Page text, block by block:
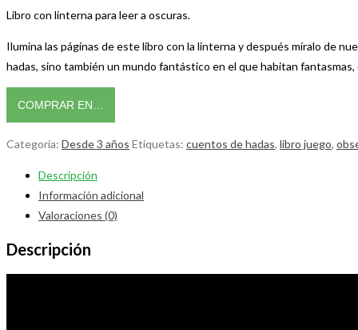
Libro con linterna para leer a oscuras.
Ilumina las páginas de este libro con la linterna y después míralo de
hadas, sino también un mundo fantástico en el que habitan
COMPRAR EN…
Categoría: Desde 3 años Etiquetas: cuentos de hadas, libro juego,
Descripción
Información adicional
Valoraciones (0)
Descripción